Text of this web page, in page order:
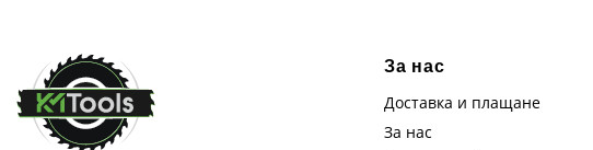
За нас
Доставка и плащане
За нас